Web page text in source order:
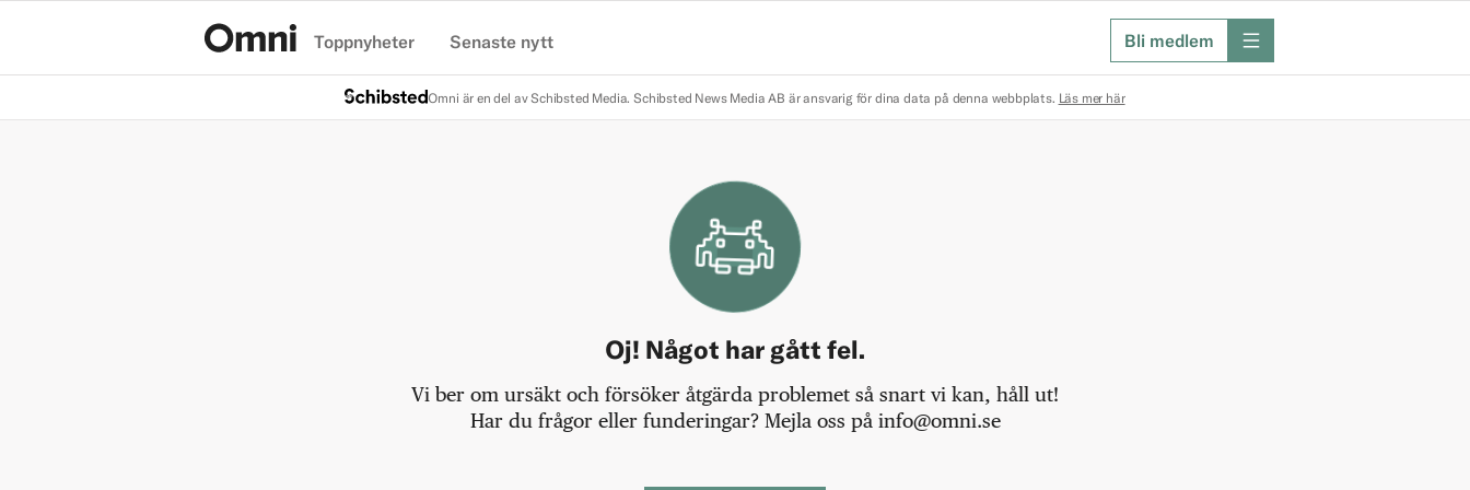
Toppnyheter Senaste nytt Bli medlem meny
Omni är en del av Schibsted Media. Schibsted News Media AB är ansvarig för dina data på denna webbplats. Läs mer här
Oj! Något har gått fel.
Vi ber om ursäkt och försöker åtgärda problemet så snart vi kan, håll ut!
Har du frågor eller funderingar? Mejla oss på info@omni.se